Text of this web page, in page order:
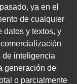
ya en el
de cualquier
datos y textos, y
de inteligencia
generación de
o parcialmente